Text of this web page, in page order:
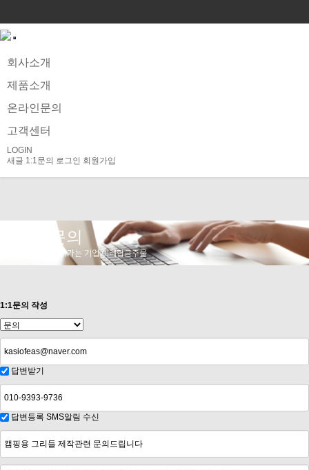
회사소개
제품소개
온라인문의
고객센터
LOGIN
새글 1:1문의 로그인 회원가입
온라인문의
미래를 향해 뻗어 나가는 기업 이레합금주물
1:1문의 작성
답변받기
답변등록 SMS알림 수신